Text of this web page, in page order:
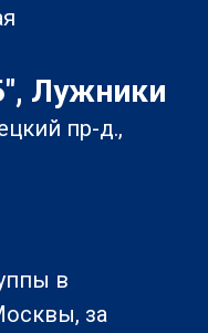
в
за
Лужники
пр-д.,